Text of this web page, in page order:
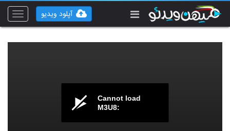
Toggle
آپلود ویدیو
Cannot load
M3U8: